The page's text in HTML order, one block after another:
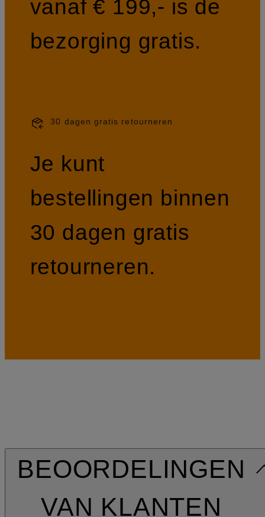
vanaf € 199,- is de
bezorging gratis.
30 dagen gratis retourneren
Je kunt
bestellingen binnen
30 dagen gratis
retourneren.
BEOORDELINGEN
VAN KLANTEN